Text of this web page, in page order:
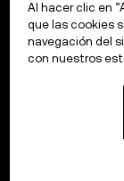
Al hacer clic en
que las cookies
navegación del
con nuestros